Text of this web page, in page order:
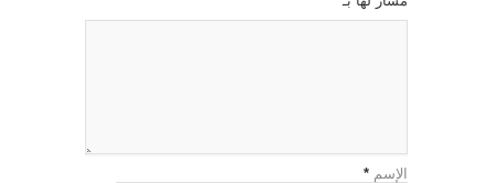
الإسم *